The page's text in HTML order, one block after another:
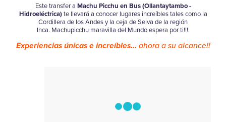
Este transfer a Machu Picchu en Bus (Ollantaytambo -
Hidroeléctrica)te llevará a conocer lugares increíbles tales como la
Cordillera de los Andes y la ceja de Selva de la región
Inca. Machupicchu maravilla del Mundo espera por ti!!!.
Experiencias únicas e increíbles... ahora a su alcance!!